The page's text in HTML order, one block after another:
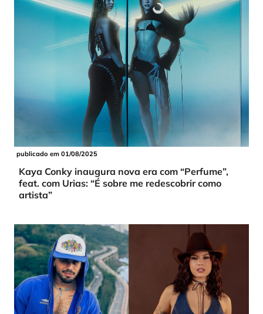
publicado em 01/08/2025
Kaya Conky inaugura nova era com “Perfume”,
feat. com Urias: “É sobre me redescobrir como
artista”